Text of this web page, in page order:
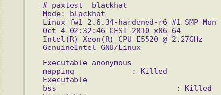
# paxtest  blackhat
Mode: blackhat
Linux fw1 2.6.34-hardened-r6 #1 SMP Mon
Oct 4 02:32:46 CEST 2010 x86_64
Intel(R) Xeon(R) CPU E5520 @ 2.27GHz
GenuineIntel GNU/Linux
Executable anonymous
mapping             : Killed
Executable
bss                           : Killed